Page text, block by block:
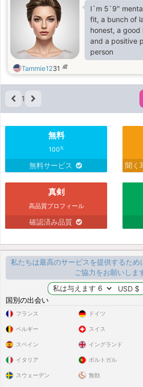
I`m 5`9"
fit, a bunch of
honest, a good
and a positive
person
Tammie1231 歳
1
無料
100%
無料サービス 聞く
真剣
高品質プロフィール
確認済み品質
私たちは最高のサービスを提供するため
ご協力をお願いしま
国別の出会い
フランス
ベルギー
スペイン
イタリア
スウェーデン
ドイツ
スイス
イングランド
ポルトガル
無効